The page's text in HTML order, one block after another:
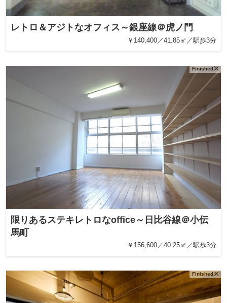
レトロ＆アジトなオフィス～銀座線＠虎ノ門
￥140,400／41.85㎡／駅歩3分
Finished
限りあるステキレトロなoffice～日比谷線＠小伝
馬町
￥156,600／40.25㎡／駅歩3分
Finished